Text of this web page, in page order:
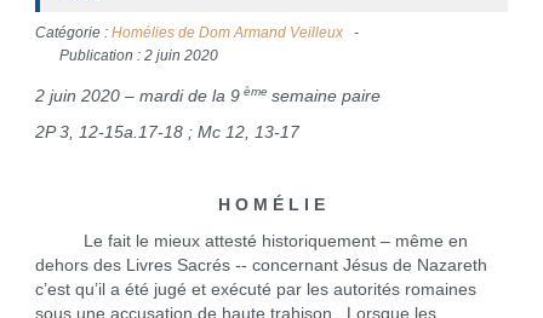
Catégorie : Homélies de Dom Armand Veilleux
Publication : 2 juin 2020
2 juin 2020 – mardi de la 9ème semaine paire
2P 3, 12-15a.17-18 ; Mc 12, 13-17
H O M É L I E
Le fait le mieux attesté historiquement – même en
dehors des Livres Sacrés -- concernant Jésus de Nazareth
c’est qu’il a été jugé et exécuté par les autorités romaines
sous une accusation de haute trahison. Lorsque les